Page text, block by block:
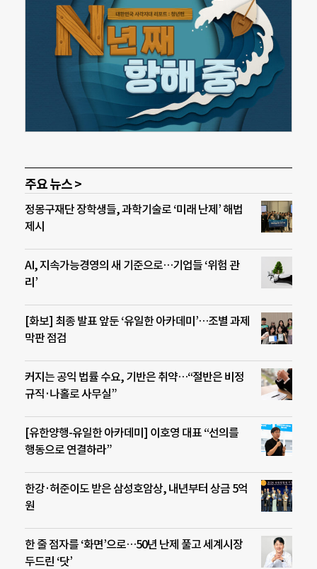
주요 뉴스 >
정몽구재단 장학생들, 과학기술로 ‘미래 난제’ 해법
제시
AI, 지속가능경영의 새 기준으로…기업들 ‘위험 관
리’
[화보] 최종 발표 앞둔 ‘유일한 아카데미’…조별 과제
막판 점검
커지는 공익 법률 수요, 기반은 취약…“절반은 비정
규직·나홀로 사무실”
[유한양행-유일한 아카데미] 이호영 대표 “선의를
행동으로 연결하라”
한강·허준이도 받은 삼성호암상, 내년부터 상금 5억
원
한 줄 점자를 ‘화면’으로…50년 난제 풀고 세계시장
두드린 ‘닷’